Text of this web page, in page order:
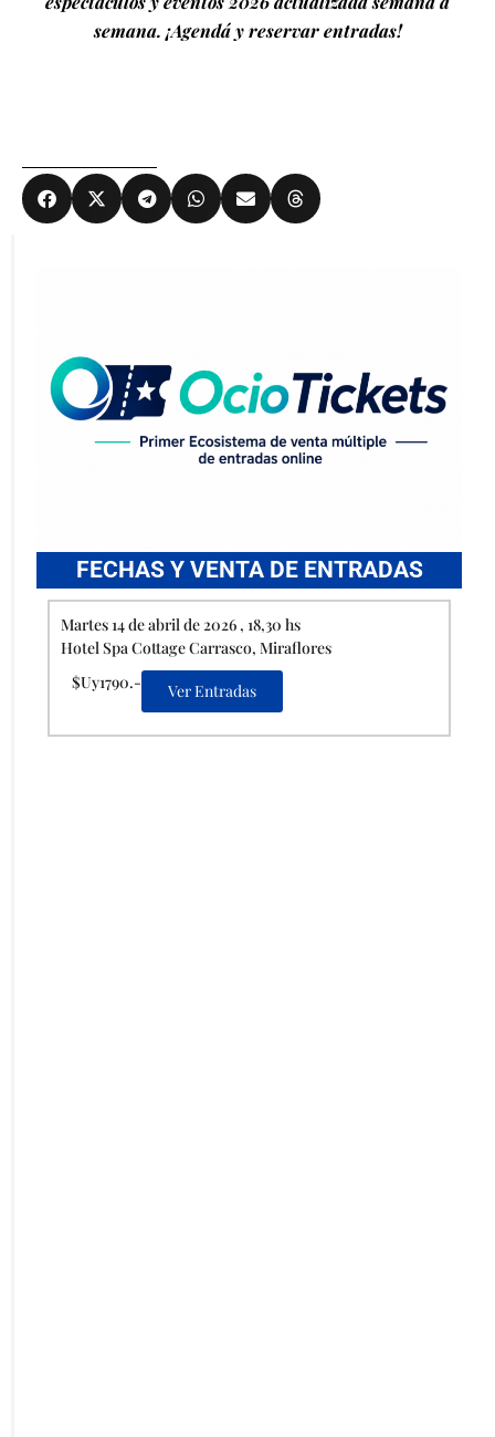
semana. ¡Agendá y reservar entradas!
FECHAS Y VENTA DE ENTRADAS
Martes 14 de abril de 2026 , 18,30 hs
Hotel Spa Cottage Carrasco, Miraflores
$Uy1790.-
Ver Entradas